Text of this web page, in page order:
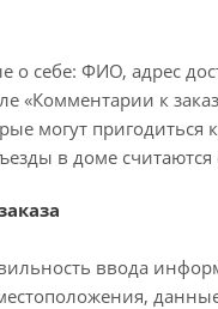
о себе: ФИО, адрес
«Комментарии к
могут пригодиться
в доме считаются
ввода